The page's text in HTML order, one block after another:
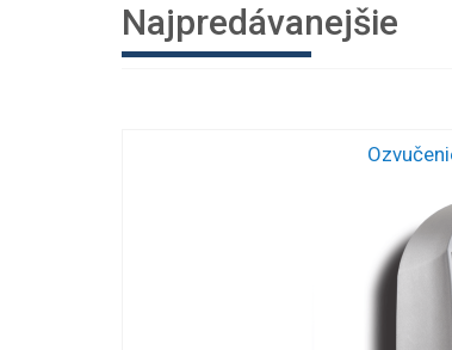
Najpredávanejšie